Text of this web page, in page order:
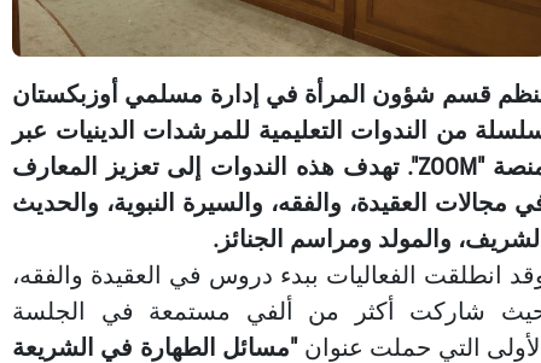
قسم شؤون المرأة في إدارة مسلمي أوزبكستان
من الندوات التعليمية للمرشدات الدينيات عبر
منصة "ZOOM". تهدف هذه الندوات إلى تعزيز المعارف
مجالات العقيدة، والفقه، والسيرة النبوية، والحديث
والمولد ومراسم الجنائز.
انطلقت الفعاليات ببدء دروس في العقيدة والفقه،
شاركت أكثر من ألفي مستمعة في الجلسة
التي حملت عنوان"مسائل الطهارة في الشريعة